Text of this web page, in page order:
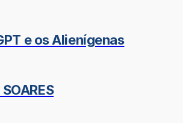
e os Alienígenas